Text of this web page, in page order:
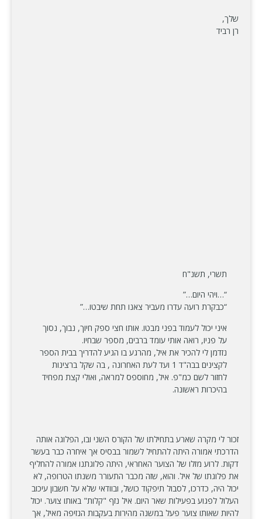
שלך,
רן רביד
תשרי, תשנ"ח
“…ויהי היום…”
“כבקרת רועה עדרו מעביר צאנו תחת שיבטו…”
איני יכול לעמוד בפני מבטו. אותו חצי ספק חיוך, נבוך, נסוך
על פניו, רואה אותי עומד ברבים, מספר שבחיו.
נזדמן לי להכיר את איל, מהרגע בו הגיע להדריך בבית הספר
לקצינים בבה"ד 1 ועד לעת האחרונה , בה שקל ברצינות
לחזור לשם כמ"פ. איל, מחוספס למראה, ואולי קצת מפחיד
בהיכרות ראשונה.
זכור לי מקרה שארע בתחילתו של הקורס השני ובו, הפלוגה אותה
הדרכתי אמורה היתה להתחיל לשמור בבסיס אך איחרה כבר בעשר
דקות. לרוע מזלו של הצוער האחראי, היתה פלוגתנו אמורה להחליף
את פלוגתו של איל. והוא, שזה מכבר התעורר משנתו הטרופה, לא
יכול היה, כדרכו, לסבול תיפקוד כושל, ובוודאי שלא על חשבון עיכוב
העלול לפגוע בפעילות שאר היום. איל נזף "קלות" באותו צוער. יכול
להיות שאותו צוער פעל במשנה מהירות בעקבות הנזיפה מאיל, אך